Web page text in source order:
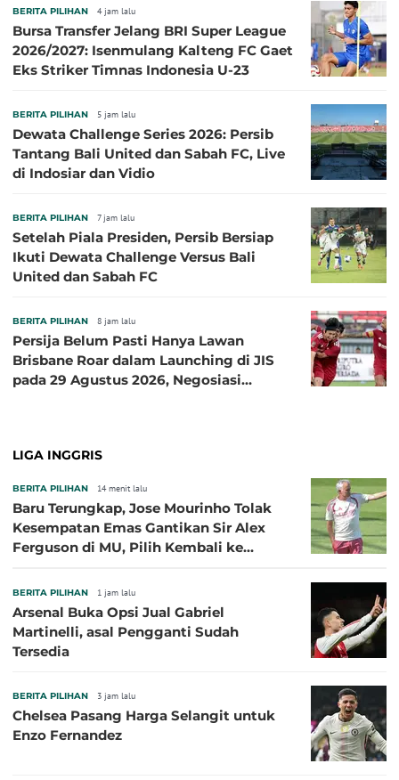
BERITA PILIHAN 4 jam lalu
Bursa Transfer Jelang BRI Super League
2026/2027: Isenmulang Kalteng FC Gaet
Eks Striker Timnas Indonesia U-23
BERITA PILIHAN 5 jam lalu
Dewata Challenge Series 2026: Persib
Tantang Bali United dan Sabah FC, Live
di Indosiar dan Vidio
BERITA PILIHAN 7 jam lalu
Setelah Piala Presiden, Persib Bersiap
Ikuti Dewata Challenge Versus Bali
United dan Sabah FC
BERITA PILIHAN 8 jam lalu
Persija Belum Pasti Hanya Lawan
Brisbane Roar dalam Launching di JIS
pada 29 Agustus 2026, Negosiasi
LIGA INGGRIS
BERITA PILIHAN 14 menit lalu
Baru Terungkap, Jose Mourinho Tolak
Kesempatan Emas Gantikan Sir Alex
Ferguson di MU, Pilih Kembali ke
BERITA PILIHAN 1 jam lalu
Arsenal Buka Opsi Jual Gabriel
Martinelli, asal Pengganti Sudah
Tersedia
BERITA PILIHAN 3 jam lalu
Chelsea Pasang Harga Selangit untuk
Enzo Fernandez